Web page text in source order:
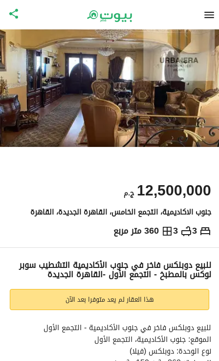
ج.م 12,500,000
جنوب الاكاديمية، التجمع الخامس، القاهرة الجديدة، القاهرة
3
3 360 متر مربع ج.م12,500,000
التفاصيل الاتجاهات والمؤشرات رهن عقاري
للبيع دوبلكس فاخر في جنوب الأكاديمية التشطيب سوبر
لوكس بالمطبخ - التجمع الأول -القاهرة الجديدة
هذا العقار لم يعد متوفرا بعد الآن
للبيع دوبلكس فاخر في جنوب الأكاديمية - التجمع الأول
الموقع: جنوب الأكاديمية، التجمع الأول
نوع الوحدة: دوبلكس (فيلا)